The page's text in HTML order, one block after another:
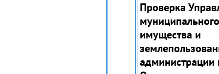
Проверка
муниципального
имущества и
администрации